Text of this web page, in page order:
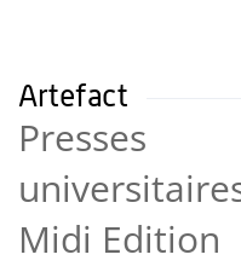
Artefact
Presses
Midi Edition